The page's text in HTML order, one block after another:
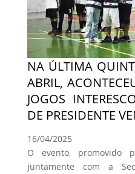
NA ÚLTIMA
ABRIL,
JOGOS
DE PRESIDENTE
16/04/2025
O evento, promovido
juntamente com a